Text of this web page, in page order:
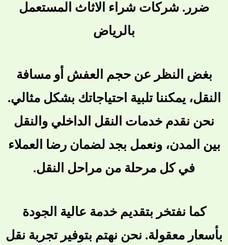
ضرر. شركات شراء الاثاث المستعمل
بالرياض
بغض النظر عن حجم العفش أو مسافة
النقل، يمكننا تلبية احتياجاتك بشكل مثالي.
نحن نقدم خدمات النقل الداخلي والنقل
بين المدن، ونعمل بجد لضمان رضا العملاء
في كل مرحلة من مراحل النقل.
كما نفتخر بتقديم خدمة عالية الجودة
بأسعار معقولة. نحن نهتم بتوفير تجربة نقل